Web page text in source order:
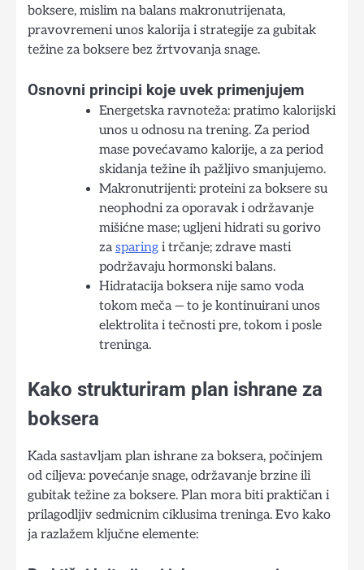
boksere, mislim na balans makronutrijenata,
pravovremeni unos kalorija i strategije za gubitak
težine za boksere bez žrtvovanja snage.
Osnovni principi koje uvek primenjujem
Energetska ravnoteža: pratimo kalorijski
unos u odnosu na trening. Za period
mase povećavamo kalorije, a za period
skidanja težine ih pažljivo smanjujemo.
Makronutrijenti: proteini za boksere su
neophodni za oporavak i održavanje
mišićne mase; ugljeni hidrati su gorivo
za sparing i trčanje; zdrave masti
podržavaju hormonski balans.
Hidratacija boksera nije samo voda
tokom meča — to je kontinuirani unos
elektrolita i tečnosti pre, tokom i posle
treninga.
Kako strukturiram plan ishrane za
boksera
Kada sastavljam plan ishrane za boksera, počinjem
od ciljeva: povećanje snage, održavanje brzine ili
gubitak težine za boksere. Plan mora biti praktičan i
prilagodljiv sedmicnim ciklusima treninga. Evo kako
ja razlažem ključne elemente: